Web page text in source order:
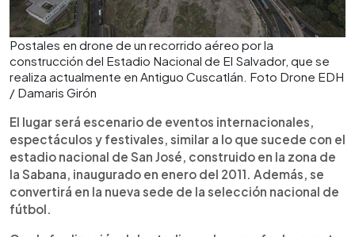
Postales en drone de un recorrido aéreo por la
construcción del Estadio Nacional de El Salvador, que se
realiza actualmente en Antiguo Cuscatlán. Foto Drone EDH
/ Damaris Girón
El lugar será escenario de eventos internacionales,
espectáculos y festivales, similar a lo que sucede con el
estadio nacional de San José, construido en la zona de
la Sabana, inaugurado en enero del 2011. Además, se
convertirá en la nueva sede de la selección nacional de
fútbol.